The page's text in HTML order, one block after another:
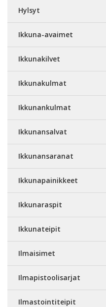
Hylsyt
Ikkuna-avaimet
Ikkunakilvet
Ikkunakulmat
Ikkunankulmat
Ikkunansalvat
Ikkunansaranat
Ikkunapainikkeet
Ikkunaraspit
Ikkunateipit
Ilmaisimet
Ilmapistoolisarjat
Ilmastointiteipit